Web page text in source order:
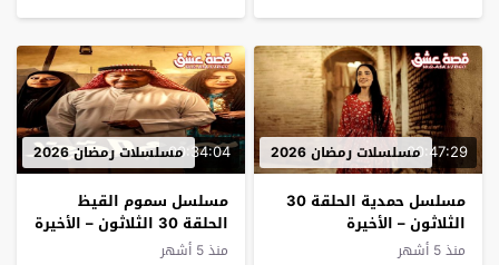
00:47:29مسلسلات رمضان 2026
مسلسل حمدية الحلقة 30
الثلاثون – الأخيرة
منذ 5 أشهر
00:34:04مسلسلات رمضان 2026
مسلسل سموم القيظ
الحلقة 30 الثلاثون – الأخيرة
منذ 5 أشهر